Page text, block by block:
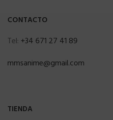
CONTACTO
Tel: +34 671 27 41 89
mmsanime@gmail.com
TIENDA